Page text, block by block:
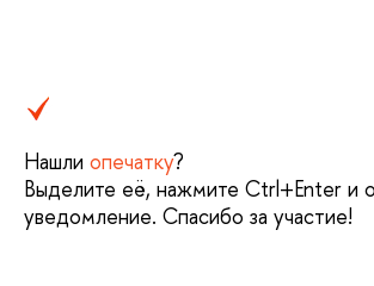
Нашли опечатку?
Выделите её, нажмите Ctrl+Enter и
уведомление. Спасибо за участие!